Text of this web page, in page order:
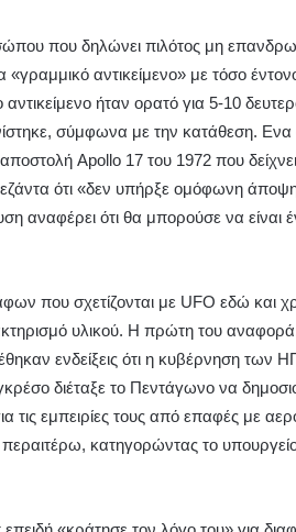
που δηλώνει πιλότος μη
«γραμμικό αντικείμενο» με τόσο
ήταν ορατό για 5-10
σύμφωνα με την κατάθεση.
Apollo 17 του 1972 που δείχνει
ότι «δεν υπήρξε ομόφωνη
αναφέρει ότι θα μπορούσε να είναι
που σχετίζονται με UFO εδώ και
υλικού. Η πρώτη του
ενδείξεις ότι η κυβέρνηση των
διέταξε το Πεντάγωνο να
τις εμπειρίες τους από επαφές με
κατηγορώντας το